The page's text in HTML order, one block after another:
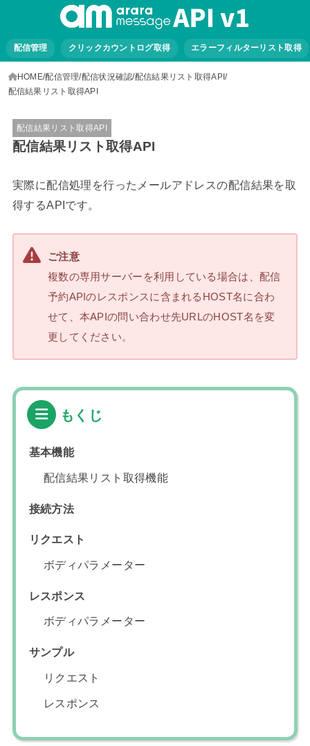
配信管理 クリックカウントログ取得 エラーフィルターリスト取得
HOME 配信管理 配信状況確認 配信結果リスト取得API
配信結果リスト取得API
配信結果リスト取得API
配信結果リスト取得API
実際に配信処理を行ったメールアドレスの配信結果を取
得するAPIです。
ご注意
複数の専用サーバーを利用している場合は、配信
予約APIのレスポンスに含まれるHOST名に合わ
せて、本APIの問い合わせ先URLのHOST名を変
更してください。
もくじ
基本機能
配信結果リスト取得機能
接続方法
リクエスト
ボディパラメーター
レスポンス
ボディパラメーター
サンプル
リクエスト
レスポンス